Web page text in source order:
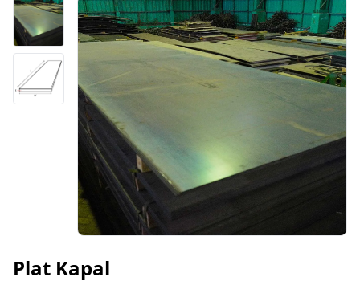
Plat Kapal